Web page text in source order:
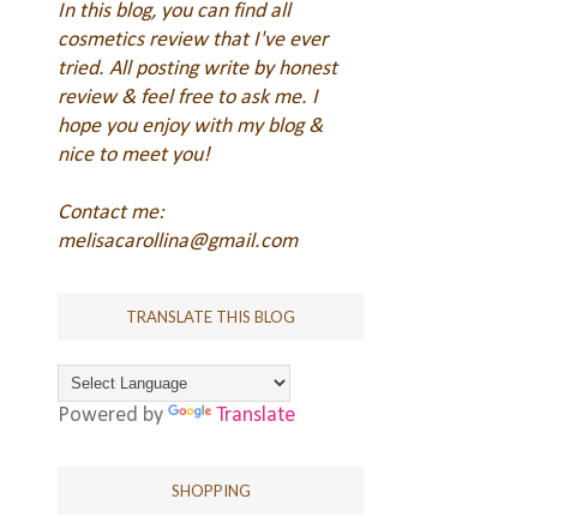
In this blog, you can find all
cosmetics review that I've ever
tried. All posting write by honest
review & feel free to ask me. I
hope you enjoy with my blog &
nice to meet you!
Contact me:
melisacarollina@gmail.com
TRANSLATE THIS BLOG
Powered by Translate
SHOPPING